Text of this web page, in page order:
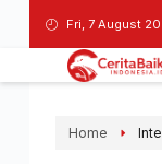
Fri, 7 August
Home